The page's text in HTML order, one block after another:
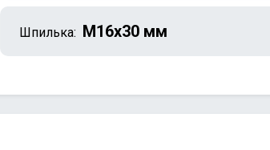
Шпилька: М16х30 мм